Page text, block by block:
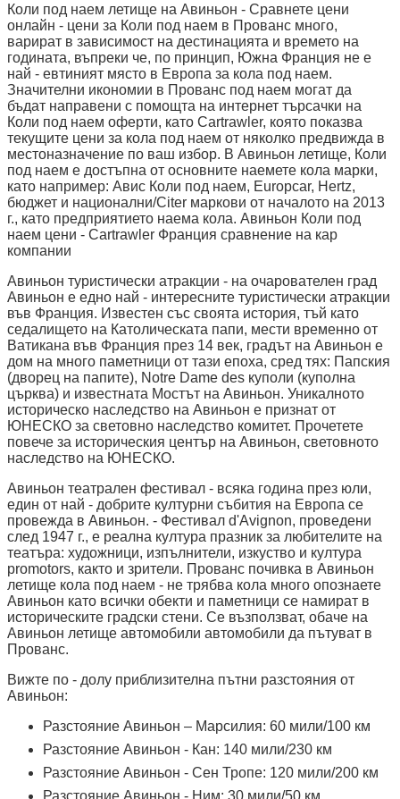
Коли под наем летище на Авиньон - Сравнете цени
онлайн - цени за Коли под наем в Прованс много,
варират в зависимост на дестинацията и времето на
годината, въпреки че, по принцип, Южна Франция не е
най - евтиният място в Европа за кола под наем.
Значителни икономии в Прованс под наем могат да
бъдат направени с помощта на интернет търсачки на
Коли под наем оферти, като Cartrawler, която показва
текущите цени за кола под наем от няколко предвижда в
местоназначение по ваш избор. В Авиньон летище, Коли
под наем е достъпна от основните наемете кола марки,
като например: Авис Коли под наем, Europcar, Hertz,
бюджет и национални/Citer маркови от началото на 2013
г., като предприятието наема кола. Авиньон Коли под
наем цени - Cartrawler Франция сравнение на кар
компании
Авиньон туристически атракции - на очарователен град
Авиньон е едно най - интересните туристически атракции
във Франция. Известен със своята история, тъй като
седалището на Католическата папи, мести временно от
Ватикана във Франция през 14 век, градът на Авиньон е
дом на много паметници от тази епоха, сред тях: Папския
(дворец на папите), Notre Dame des куполи (куполна
църква) и известната Мостът на Авиньон. Уникалното
историческо наследство на Авиньон е признат от
ЮНЕСКО за световно наследство комитет. Прочетете
повече за историческия център на Авиньон, световното
наследство на ЮНЕСКО.
Авиньон театрален фестивал - всяка година през юли,
един от най - добрите културни събития на Европа се
провежда в Авиньон. - Фестивал d'Avignon, проведени
след 1947 г., е реална култура празник за любителите на
театъра: художници, изпълнители, изкуство и култура
promotors, както и зрители. Прованс почивка в Авиньон
летище кола под наем - не трябва кола много опознаете
Авиньон като всички обекти и паметници се намират в
историческите градски стени. Се възползват, обаче на
Авиньон летище автомобили автомобили да пътуват в
Прованс.
Вижте по - долу приблизителна пътни разстояния от
Авиньон:
Разстояние Авиньон – Марсилия: 60 мили/100 км
Разстояние Авиньон - Кан: 140 мили/230 км
Разстояние Авиньон - Сен Тропе: 120 мили/200 км
Разстояние Авиньон - Ним: 30 мили/50 км